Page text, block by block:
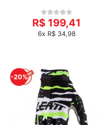
R$ 199,41
6x R$ 34,98
-20%